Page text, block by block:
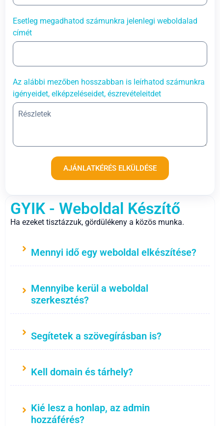
GYIK - Weboldal Készítő
Ha ezeket tisztázzuk, gördülékeny a közös munka.
Mennyi idő egy weboldal elkészítése?
Mennyibe kerül a weboldal
szerkesztés?
Segítetek a szövegírásban is?
Kell domain és tárhely?
Kié lesz a honlap, az admin
hozzáférés?
Esetleg megadhatod számunkra jelenlegi weboldalad
címét
Az alábbi mezőben hosszabban is leírhatod számunkra
igényeidet, elképzeléseidet, észrevételeitdet
AJÁNLATKÉRÉS ELKÜLDÉSE